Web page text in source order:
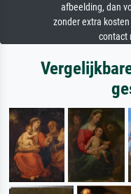
afbeelding, dan
zonder extra
contact